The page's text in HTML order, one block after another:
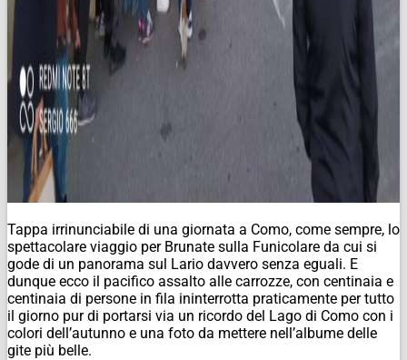
Tappa irrinunciabile di una giornata a Como, come sempre, lo
spettacolare viaggio per Brunate sulla Funicolare da cui si
gode di un panorama sul Lario davvero senza eguali. E
dunque ecco il pacifico assalto alle carrozze, con centinaia e
centinaia di persone in fila ininterrotta praticamente per tutto
il giorno pur di portarsi via un ricordo del Lago di Como con i
colori dell’autunno e una foto da mettere nell’albume delle
gite più belle.